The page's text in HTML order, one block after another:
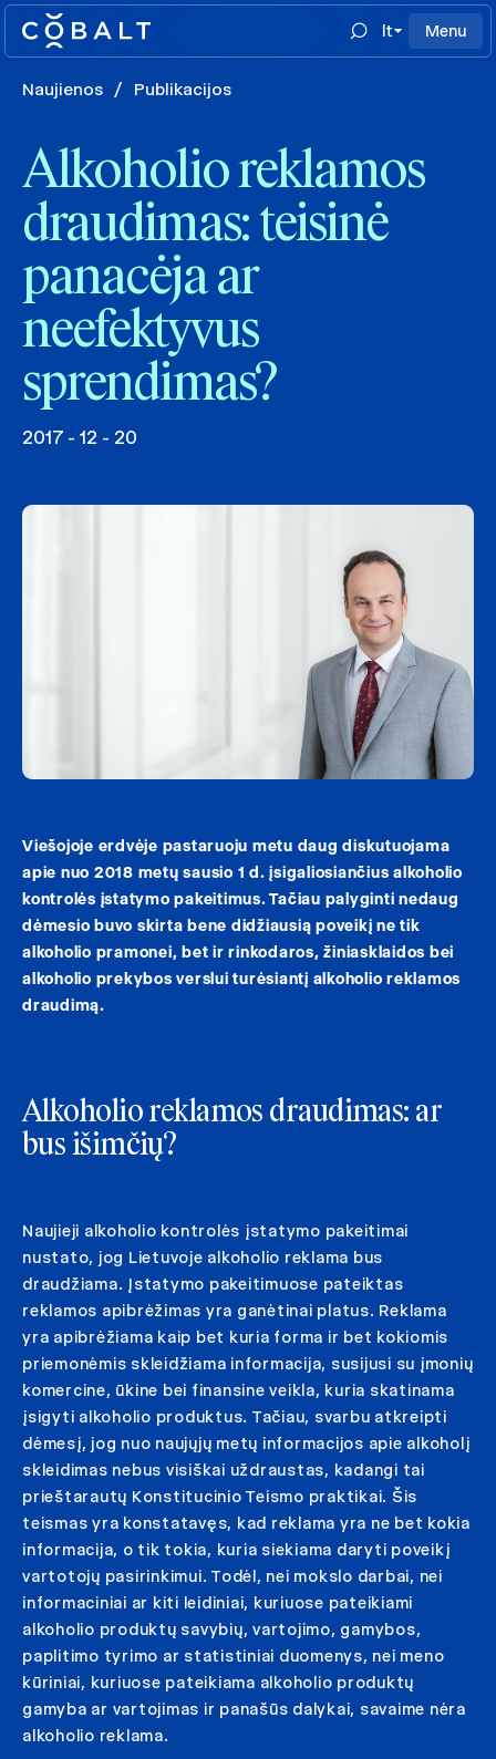
lt Menu
Naujienos / Publikacijos
Alkoholio reklamos
draudimas: teisinė
panacėja ar
neefektyvus
sprendimas?
2017 - 12 - 20
Viešojoje erdvėje pastaruoju metu daug diskutuojama
apie nuo 2018 metų sausio 1 d. įsigaliosiančius alkoholio
kontrolės įstatymo pakeitimus. Tačiau palyginti nedaug
dėmesio buvo skirta bene didžiausią poveikį ne tik
alkoholio pramonei, bet ir rinkodaros, žiniasklaidos bei
alkoholio prekybos verslui turėsiantį alkoholio reklamos
draudimą.
Alkoholio reklamos draudimas: ar
bus išimčių?
Naujieji alkoholio kontrolės įstatymo pakeitimai
nustato, jog Lietuvoje alkoholio reklama bus
draudžiama. Įstatymo pakeitimuose pateiktas
reklamos apibrėžimas yra ganėtinai platus. Reklama
yra apibrėžiama kaip bet kuria forma ir bet kokiomis
priemonėmis skleidžiama informacija, susijusi su įmonių
komercine, ūkine bei finansine veikla, kuria skatinama
įsigyti alkoholio produktus. Tačiau, svarbu atkreipti
dėmesį, jog nuo naujųjų metų informacijos apie alkoholį
skleidimas nebus visiškai uždraustas, kadangi tai
prieštarautų Konstitucinio Teismo praktikai. Šis
teismas yra konstatavęs, kad reklama yra ne bet kokia
informacija, o tik tokia, kuria siekiama daryti poveikį
vartotojų pasirinkimui. Todėl, nei mokslo darbai, nei
informaciniai ar kiti leidiniai, kuriuose pateikiami
alkoholio produktų savybių, vartojimo, gamybos,
paplitimo tyrimo ar statistiniai duomenys, nei meno
kūriniai, kuriuose pateikiama alkoholio produktų
gamyba ar vartojimas ir panašūs dalykai, savaime nėra
alkoholio reklama.